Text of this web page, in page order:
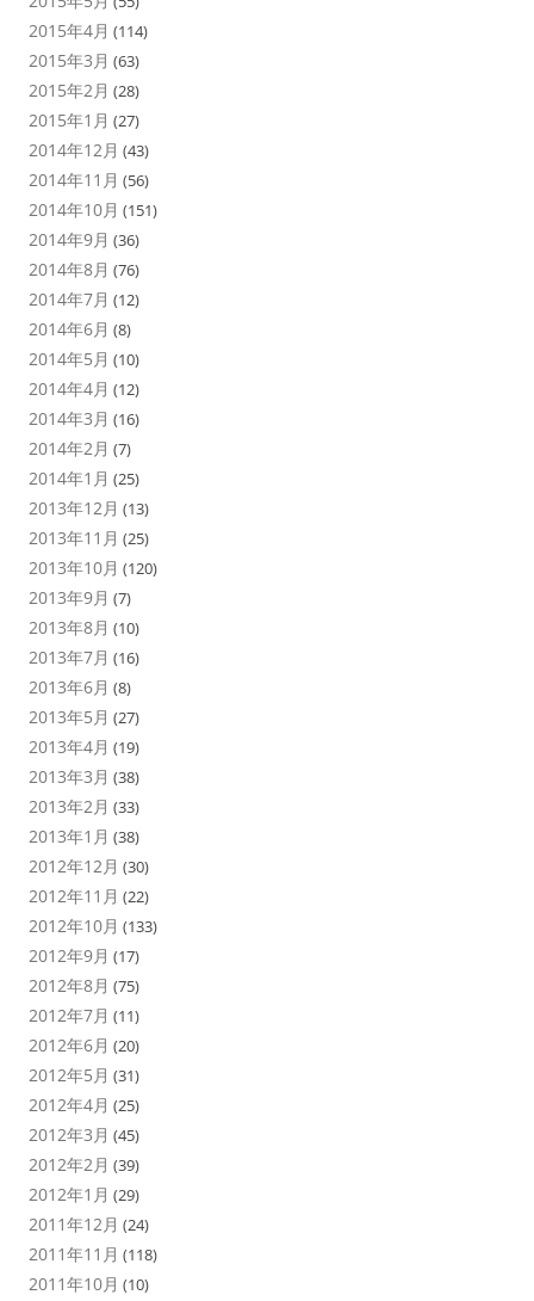
2015年4月 (114)
2015年3月 (63)
2015年2月 (28)
2015年1月 (27)
2014年12月 (43)
2014年11月 (56)
2014年10月 (151)
2014年9月 (36)
2014年8月 (76)
2014年7月 (12)
2014年6月 (8)
2014年5月 (10)
2014年4月 (12)
2014年3月 (16)
2014年2月 (7)
2014年1月 (25)
2013年12月 (13)
2013年11月 (25)
2013年10月 (120)
2013年9月 (7)
2013年8月 (10)
2013年7月 (16)
2013年6月 (8)
2013年5月 (27)
2013年4月 (19)
2013年3月 (38)
2013年2月 (33)
2013年1月 (38)
2012年12月 (30)
2012年11月 (22)
2012年10月 (133)
2012年9月 (17)
2012年8月 (75)
2012年7月 (11)
2012年6月 (20)
2012年5月 (31)
2012年4月 (25)
2012年3月 (45)
2012年2月 (39)
2012年1月 (29)
2011年12月 (24)
2011年11月 (118)
2011年10月 (10)